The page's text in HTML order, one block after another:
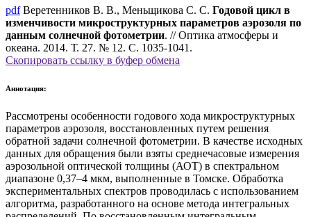
pdf Веретенников В. В., Меньщикова С. С. Годовой цикл в
изменчивости микроструктурных параметров аэрозоля по
данным солнечной фотометрии. // Оптика атмосферы и
океана. 2014. Т. 27. № 12. С. 1035-1041.
Скопировать ссылку в буфер обмена
Аннотация:
Рассмотрены особенности годового хода микроструктурных
параметров аэрозоля, восстановленных путем решения
обратной задачи солнечной фотометрии. В качестве исходных
данных для обращения были взяты среднечасовые измерения
аэрозольной оптической толщины (АОТ) в спектральном
диапазоне 0,37–4 мкм, выполненные в Томске. Обработка
экспериментальных спектров проводилась с использованием
алгоритма, разработанного на основе метода интегральных